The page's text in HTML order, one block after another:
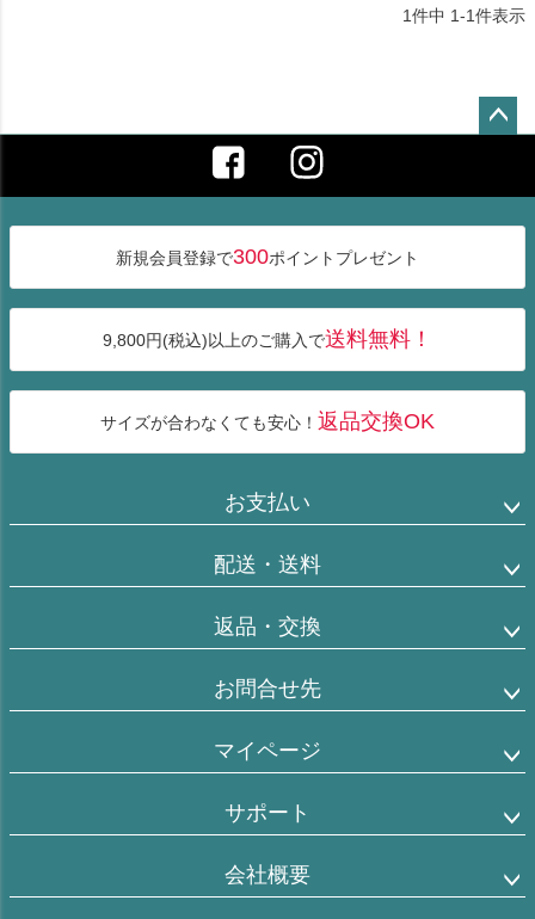
1件中 1-1件表示
ップ
へ
新規会員登録で300ポイントプレゼント
9,800円(税込)以上のご購入で送料無料！
サイズが合わなくても安心！ 返品交換OK
お支払い
配送・送料
返品・交換
お問合せ先
マイページ
サポート
会社概要